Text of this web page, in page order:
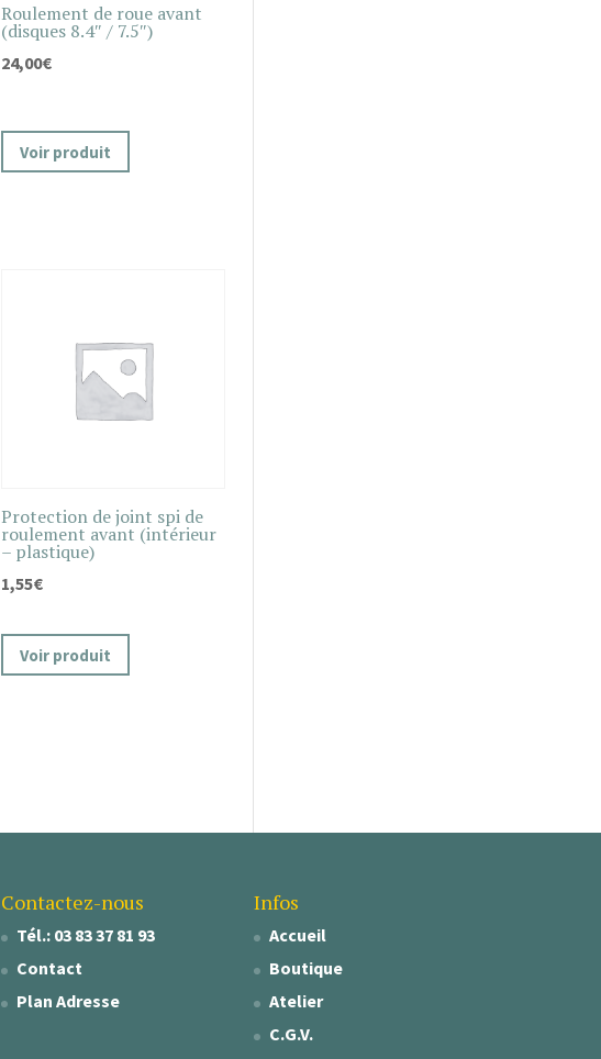
Roulement de roue avant
(disques 8.4″ / 7.5″)
24,00€
Voir produit
Protection de joint spi de
roulement avant (intérieur
– plastique)
1,55€
Voir produit
Contactez-nous
Tél.: 03 83 37 81 93
Contact
Plan Adresse
Infos
Accueil
Boutique
Atelier
C.G.V.